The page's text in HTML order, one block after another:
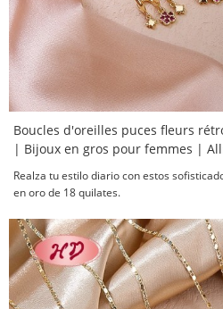
Boucles d'oreilles puces fleurs
| Bijoux en gros pour femmes |
Realza tu estilo diario con estos
en oro de 18 quilates.